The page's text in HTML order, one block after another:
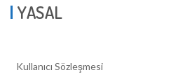
YASAL
Kullanıcı Sözleşmesi